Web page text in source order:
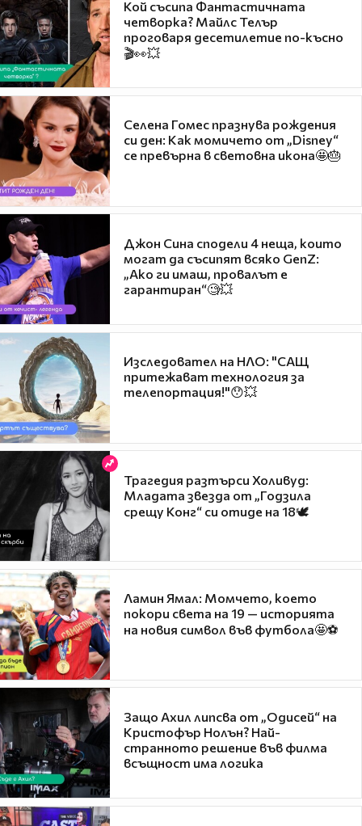
Кой съсипа Фантастичната
четворка? Майлс Телър
проговаря десетилетие по-късно
🎬👀💥
Селена Гомес празнува рождения
си ден: Как момичето от „Disney“
се превърна в световна икона🤩🎂
Джон Сина сподели 4 неща, които
могат да съсипят всяко GenZ:
„Ако ги имаш, провалът е
гарантиран“🧐💥
Изследовател на НЛО: "САЩ
притежават технология за
телепортация!"😯💥
Трагедия разтърси Холивуд:
Младата звезда от „Годзила
срещу Конг“ си отиде на 18🕊️
Ламин Ямал: Момчето, което
покори света на 19 — историята
на новия символ във футбола🤩⚽
Защо Ахил липсва от „Одисей“ на
Кристофър Нолън? Най-
странното решение във филма
всъщност има логика